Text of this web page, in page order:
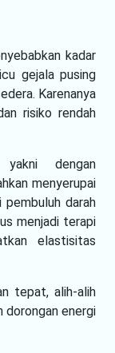
kadar
gejala pusing
Karenanya
risiko rendah
dengan
menyerupai
darah
menjadi terapi
elastisitas
tepat, alih-alih
dorongan energi